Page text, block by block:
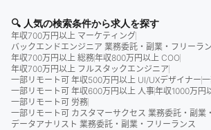
🔍 人気の検索条件から求人を探す
年収700万円以上 マーケティング
バックエンドエンジニア 業務委託・副業・フリーラ
年収700万円以上 総務年収800万円以上 COO
年収700万円以上 フルスタックエンジニア
一部リモート可 年収500万円以上 UI/UXデザイナー
一部リモート可 年収600万円以上 人事年収1000万円
一部リモート可 労務
一部リモート可 カスタマーサクセス 業務委託・副業
データアナリスト 業務委託・副業・フリーランス